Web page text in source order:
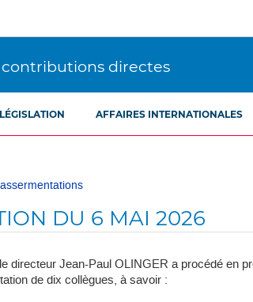
directes
LÉGISLATION AFFAIRES INTERNATIONALES
DU 6 MAI 2026
directeur Jean-Paul OLINGER a procédé
de dix collègues, à savoir :